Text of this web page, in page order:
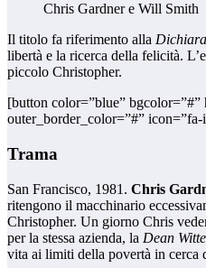
Chris Gardner e Will Smith
Il titolo fa riferimento alla
libertà e la ricerca della felicità.
piccolo Christopher.
[button color=”blue”
outer_border_color=”#”
Trama
San Francisco, 1981. Chris
ritengono il macchinario
Christopher. Un giorno Chris
per la stessa azienda, la Dean
vita ai limiti della povertà in cerca